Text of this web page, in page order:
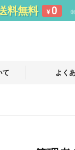
料無料 ¥ 0
て よく